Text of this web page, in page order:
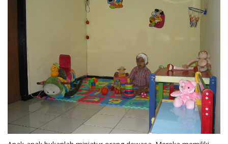
g
l